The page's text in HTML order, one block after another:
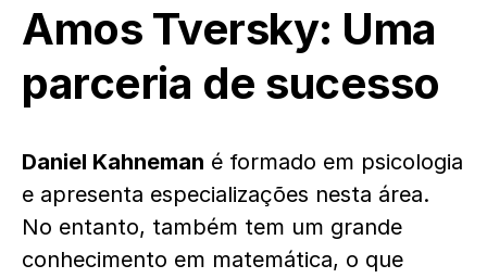
Amos Tversky: Uma
parceria de sucesso
Daniel Kahneman é formado em psicologia
e apresenta especializações nesta área.
No entanto, também tem um grande
conhecimento em matemática, o que